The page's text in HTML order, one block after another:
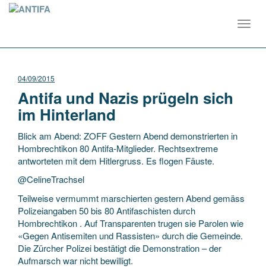
04/09/2015
Antifa und Nazis prügeln sich
im Hinterland
Blick am Abend: ZOFF Gestern Abend demonstrierten in
Hombrechtikon 80 Antifa-Mitglieder. Rechtsextreme
antworteten mit dem Hitlergruss. Es flogen Fäuste.
@CelineTrachsel
Teilweise vermummt marschierten gestern Abend gemäss
Polizeiangaben 50 bis 80 Antifaschisten durch
Hombrechtikon . Auf Transparenten trugen sie Parolen wie
«Gegen Antisemiten und Rassisten» durch die Gemeinde.
Die Zürcher Polizei bestätigt die Demonstration – der
Aufmarsch war nicht bewilligt.